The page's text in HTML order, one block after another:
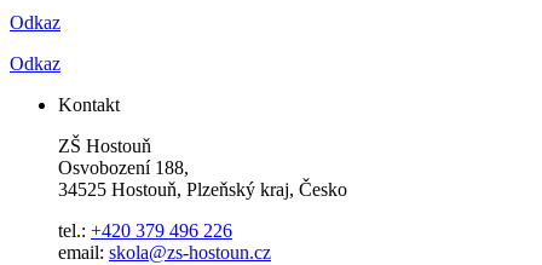
Odkaz
Odkaz
Kontakt
ZŠ Hostouň
Osvobození 188,
34525 Hostouň, Plzeňský kraj, Česko
tel.: +420 379 496 226
email: skola@zs-hostoun.cz